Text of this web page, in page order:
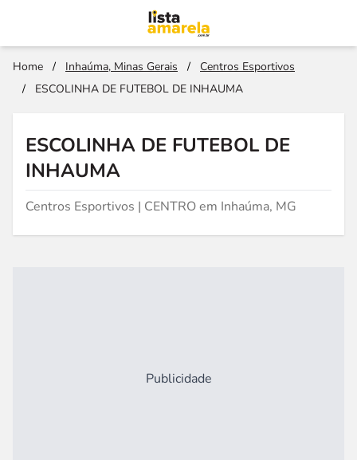
Home / Inhaúma, Minas Gerais /
Centros Esportivos
/
ESCOLINHA DE FUTEBOL DE INHAUMA
ESCOLINHA DE FUTEBOL DE
INHAUMA
Centros Esportivos | CENTRO em Inhaúma, MG
Publicidade